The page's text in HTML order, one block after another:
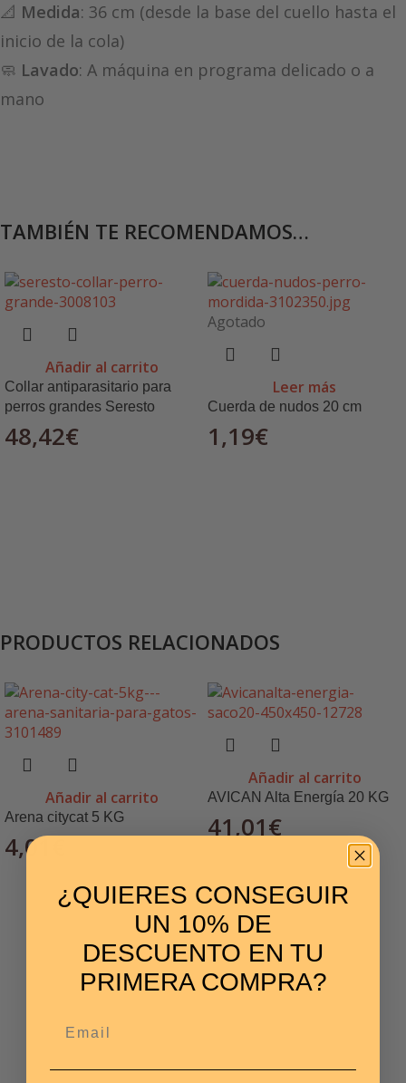
📐 Medida: 36 cm (desde la base del cuello hasta el
inicio de la cola)
🧼 Lavado: A máquina en programa delicado o a
mano
TAMBIÉN TE RECOMENDAMOS…
Añadir al carrito
Collar antiparasitario para
perros grandes Seresto
48,42€
Agotado
Leer más
Cuerda de nudos 20 cm
1,19€
PRODUCTOS RELACIONADOS
Añadir al carrito
Arena citycat 5 KG
4,01€
Añadir al carrito
AVICAN Alta Energía 20 KG
41,01€
¿QUIERES CONSEGUIR
UN 10% DE
DESCUENTO EN TU
PRIMERA COMPRA?